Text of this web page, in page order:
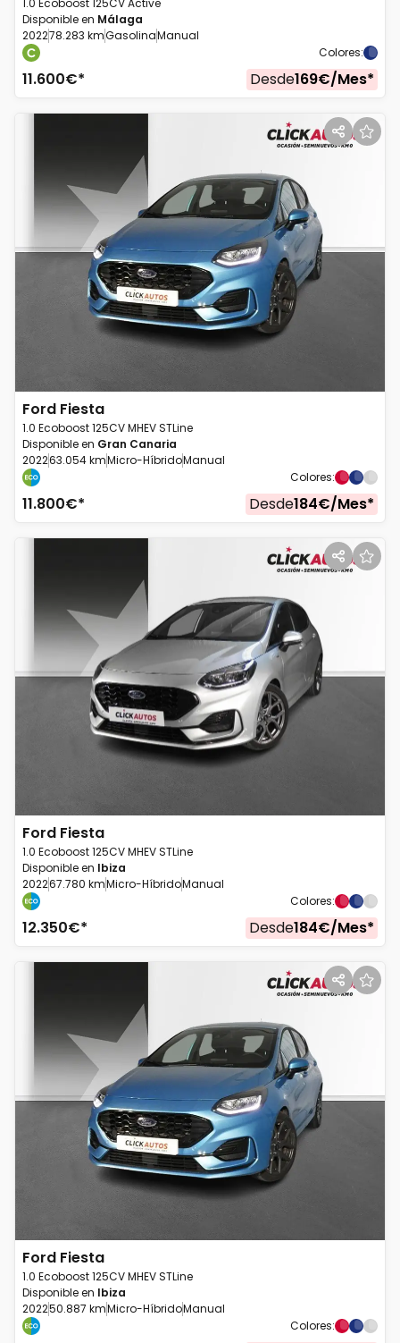
1.0 Ecoboost 125CV Active
Disponible en Málaga
202278.283 kmGasolinaManual
Colores:
11.600€* Desde169€/Mes*
Ford Fiesta
1.0 Ecoboost 125CV MHEV STLine
Disponible en Gran Canaria
202263.054 kmMicro-HíbridoManual
Colores:
11.800€* Desde184€/Mes*
Ford Fiesta
1.0 Ecoboost 125CV MHEV STLine
Disponible en Ibiza
202267.780 kmMicro-HíbridoManual
Colores:
12.350€* Desde184€/Mes*
Ford Fiesta
1.0 Ecoboost 125CV MHEV STLine
Disponible en Ibiza
202250.887 kmMicro-HíbridoManual
Colores: